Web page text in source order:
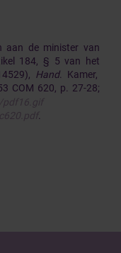
aan de minister van
184, § 5 van het
Hand. Kamer,
COM 620, p. 27-28;